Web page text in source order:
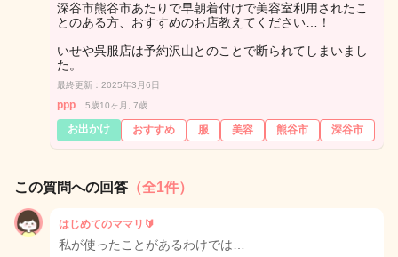
深谷市熊谷市あたりで早朝着付けで美容室利用されたこ
とのある方、おすすめのお店教えてください…！
いせや呉服店は予約沢山とのことで断られてしまいまし
た。
最終更新：2025年3月6日
ppp 5歳10ヶ月, 7歳
お出かけ おすすめ 服 美容 熊谷市 深谷市
この質問への回答 （全1件）
はじめてのママリ🔰
私が使ったことがあるわけでは…